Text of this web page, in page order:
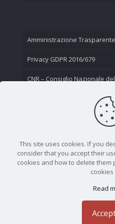
Amministrazione Trasparente
Privacy GDPR 2016/679
CNR – Consiglio Nazionale
This site uses cookies. If you
consider that you accept their
cookies and how to delete them
cookies
Read